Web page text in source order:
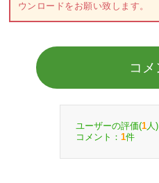
ウンロードをお願い致します。
コメ
ユーザーの評価(1 人)
コメント： 1件